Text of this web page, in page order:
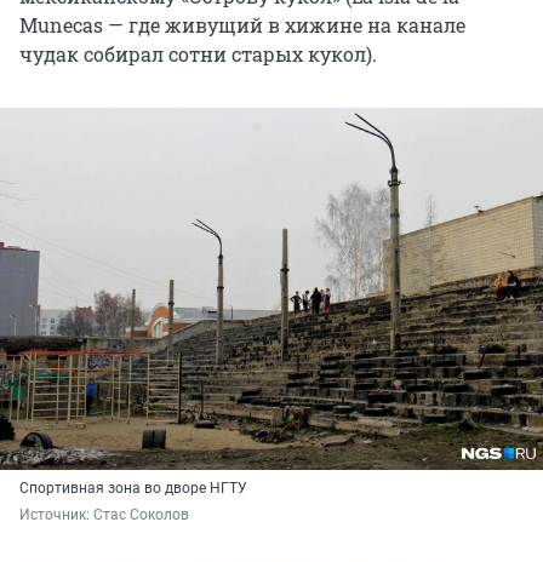
Munecas — где живущий в хижине на канале
чудак собирал сотни старых кукол).
Спортивная зона во дворе НГТУ
Источник: Стас Соколов